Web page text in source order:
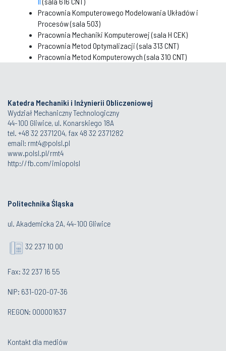
Pracownia Komputerowego Modelowania Układów i
Procesów (sala 503)
Pracownia Mechaniki Komputerowej (sala H CEK)
Pracownia Metod Optymalizacji (sala 313 CNT)
Pracownia Metod Komputerowych (sala 310 CNT)
Katedra Mechaniki i Inżynierii Obliczeniowej
Wydział Mechaniczny Technologiczny
44-100 Gliwice, ul. Konarskiego 18A
tel. +48 32 2371204, fax 48 32 2371282
email: rmt4@polsl.pl
www.polsl.pl/rmt4
http://fb.com/imiopolsl
Politechnika Śląska
ul. Akademicka 2A, 44-100 Gliwice
32 237 10 00
Fax: 32 237 16 55
NIP: 631-020-07-36
REGON: 000001637
Kontakt dla mediów